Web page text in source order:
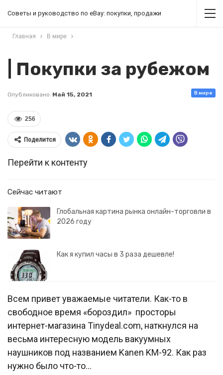
Советы и руководство по eBay: покупки, продажи
Главная В мире
| Покупки за рубежом
В мире
Опубликовано Май 15, 2021
256
Поделится
Перейти к контенту
Сейчас читают
Глобальная картина рынка онлайн-торговли в
2026 году
Как я купил часы в 3 раза дешевле!
Всем привет уважаемые читатели. Как-то в
свободное время «бороздил» просторы
интернет-магазина Tinydeal.com, наткнулся на
весьма интересную модель вакуумных
наушников под названием Kanen KM-92. Как раз
нужно было что-то…